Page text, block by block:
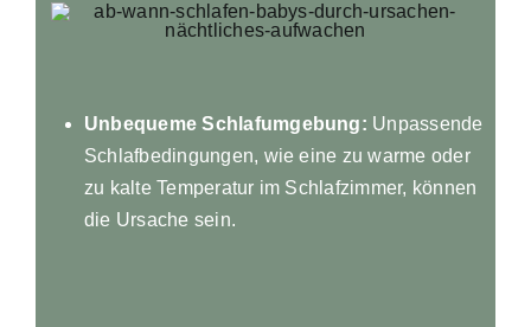
Unbequeme Schlafumgebung: Unpassende
Schlafbedingungen, wie eine zu warme oder
zu kalte Temperatur im Schlafzimmer, können
die Ursache sein.